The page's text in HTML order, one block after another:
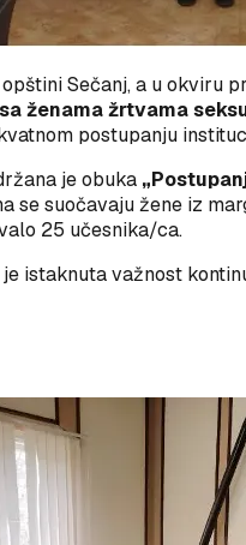
Sečanj, a u okviru
ženama žrtvama
postupanju
je obuka
se suočavaju žene iz
25 učesnika/ca.
istaknuta važnost